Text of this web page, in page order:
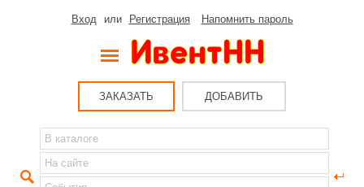
Вход или Регистрация Напомнить пароль
ЗАКАЗАТЬ ДОБАВИТЬ